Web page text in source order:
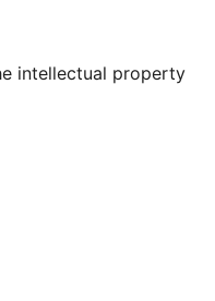
intellectual property